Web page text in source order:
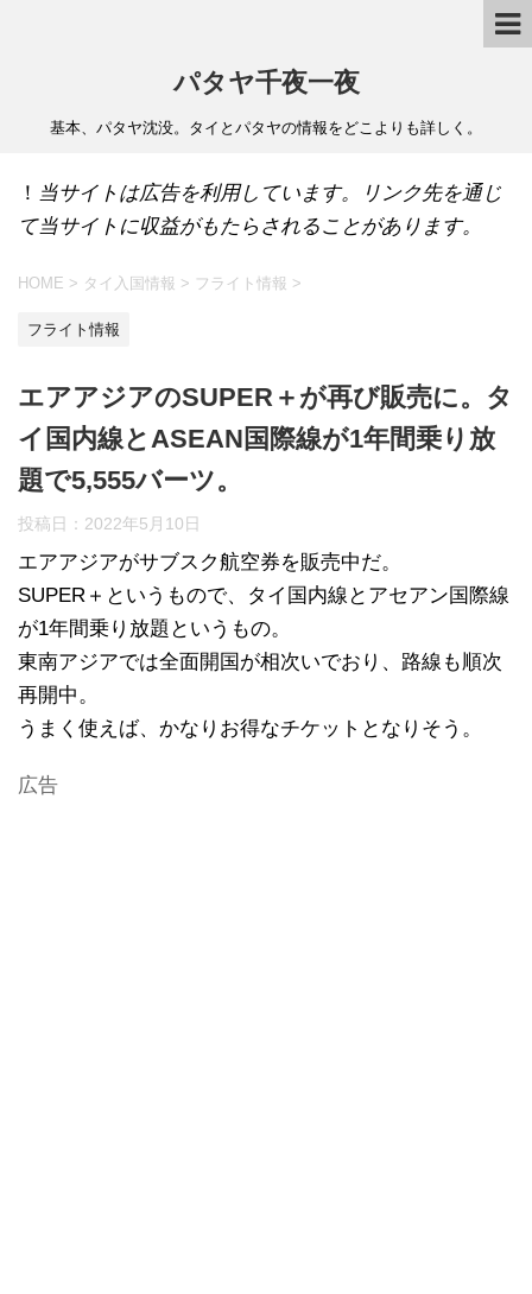
パタヤ千夜一夜
基本、パタヤ沈没。タイとパタヤの情報をどこよりも詳しく。
！ 当サイトは広告を利用しています。リンク先を通じ
て当サイトに収益がもたらされることがあります。
HOME > タイ入国情報 > フライト情報 >
フライト情報
エアアジアのSUPER＋が再び販売に。タ
イ国内線とASEAN国際線が1年間乗り放
題で5,555バーツ。
投稿日： 2022年5月10日
エアアジアがサブスク航空券を販売中だ。
SUPER＋というもので、タイ国内線とアセアン国際線
が1年間乗り放題というもの。
東南アジアでは全面開国が相次いでおり、路線も順次
再開中。
うまく使えば、かなりお得なチケットとなりそう。
広告